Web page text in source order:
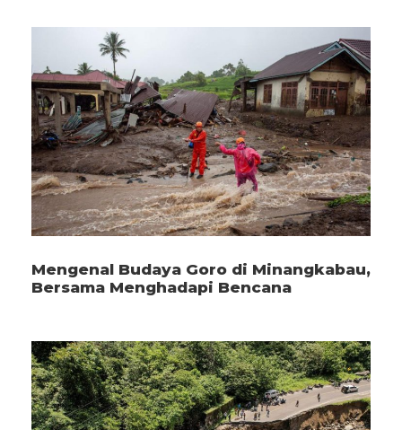
Mengenal Budaya Goro di Minangkabau,
Bersama Menghadapi Bencana